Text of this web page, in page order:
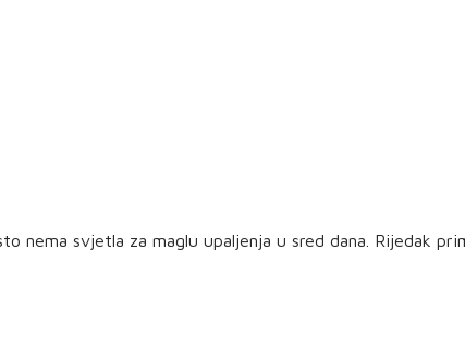
nema svjetla za maglu upaljenja u sred dana. Rijedak